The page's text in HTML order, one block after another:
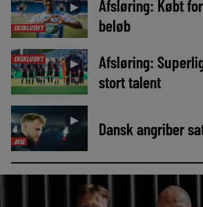
EKSKLUSIVT
►
Afsløring: Købt
beløb
EKSKLUSIVT ►
Afsløring:
stort talent
AVIS
► Dansk angriber